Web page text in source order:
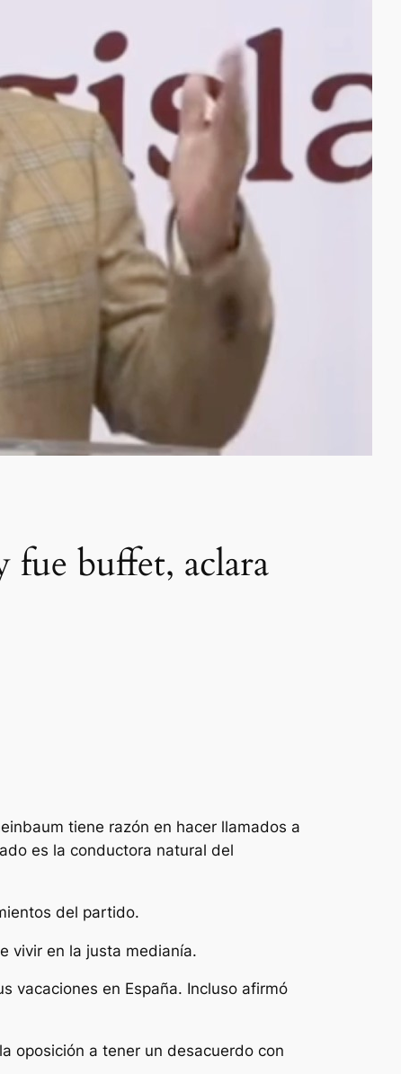
fue buffet, aclara
tiene razón en hacer llamados a
es la conductora natural del
del partido.
vivir en la justa medianía.
vacaciones en España. Incluso afirmó
oposición a tener un desacuerdo con